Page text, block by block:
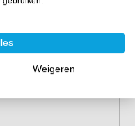
Weigeren